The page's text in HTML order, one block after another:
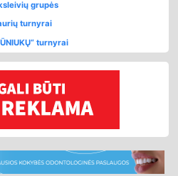
grupės
turnyrai
turnyrai